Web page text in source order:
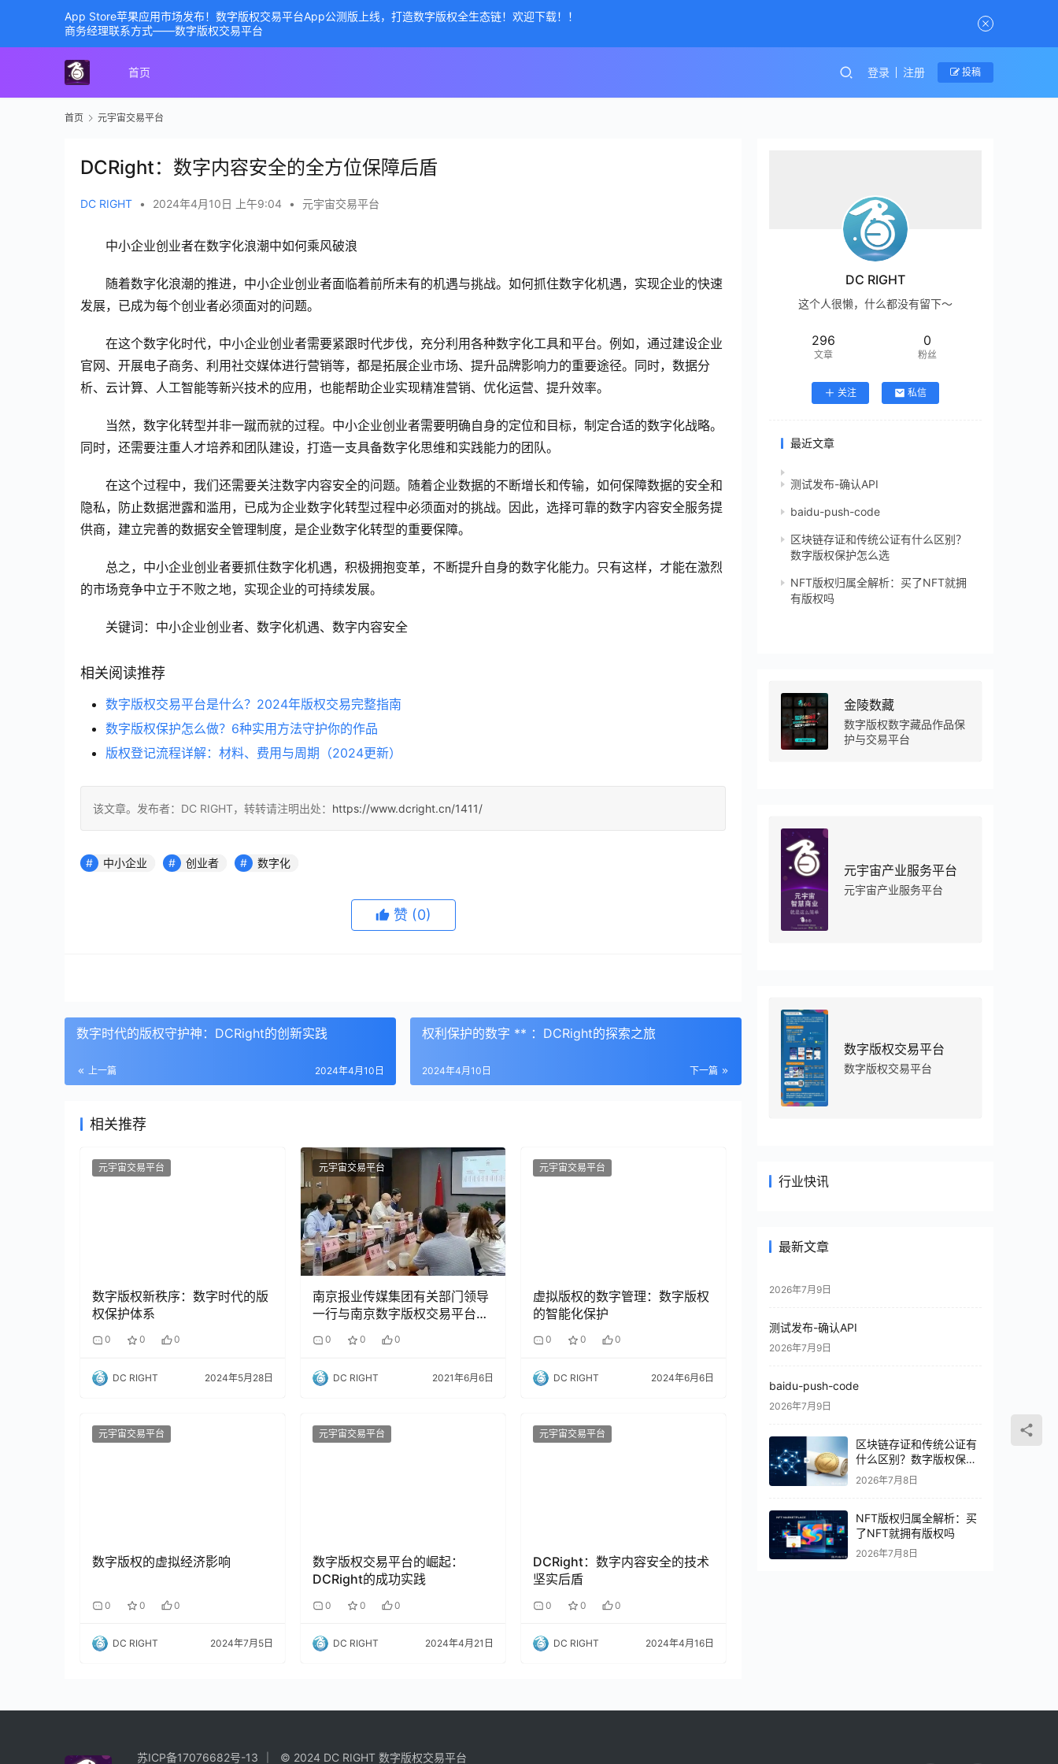
首页 登录 注册 投稿
首页 元宇宙交易平台
DCRight：数字内容安全的全方位保障后盾
DC RIGHT • 2024年4月10日 上午9:04 • 元宇宙交易平台
中小企业创业者在数字化浪潮中如何乘风破浪
随着数字化浪潮的推进，中小企业创业者面临着前所未有的机遇与挑战。如何抓住数字化机遇，实现企业的快速
发展，已成为每个创业者必须面对的问题。
在这个数字化时代，中小企业创业者需要紧跟时代步伐，充分利用各种数字化工具和平台。例如，通过建设企业
官网、开展电子商务、利用社交媒体进行营销等，都是拓展企业市场、提升品牌影响力的重要途径。同时，数据分
析、云计算、人工智能等新兴技术的应用，也能帮助企业实现精准营销、优化运营、提升效率。
当然，数字化转型并非一蹴而就的过程。中小企业创业者需要明确自身的定位和目标，制定合适的数字化战略。
同时，还需要注重人才培养和团队建设，打造一支具备数字化思维和实践能力的团队。
在这个过程中，我们还需要关注数字内容安全的问题。随着企业数据的不断增长和传输，如何保障数据的安全和
隐私，防止数据泄露和滥用，已成为企业数字化转型过程中必须面对的挑战。因此，选择可靠的数字内容安全服务提
供商，建立完善的数据安全管理制度，是企业数字化转型的重要保障。
总之，中小企业创业者要抓住数字化机遇，积极拥抱变革，不断提升自身的数字化能力。只有这样，才能在激烈
的市场竞争中立于不败之地，实现企业的可持续发展。
关键词：中小企业创业者、数字化机遇、数字内容安全
相关阅读推荐
数字版权交易平台是什么？2024年版权交易完整指南
数字版权保护怎么做？6种实用方法守护你的作品
版权登记流程详解：材料、费用与周期（2024更新）
该文章。发布者：DC RIGHT，转转请注明出处： https://www.dcright.cn/1411/
中小企业 创业者 数字化
赞 (0)
数字时代的版权守护神：DCRight的创新实践
上一篇 2024年4月10日
权利保护的数字 ** ：DCRight的探索之旅
下一篇
2024年4月10日
相关推荐
元宇宙交易平台
数字版权新秩序：数字时代的版
权保护体系
0 0 0
DC RIGHT 2024年5月28日
元宇宙交易平台
南京报业传媒集团有关部门领导
一行与南京数字版权交易平台研
向
0 0 0
DC RIGHT 2021年6月6日
元宇宙交易平台
虚拟版权的数字管理：数字版权
的智能化保护
0 0 0
DC RIGHT 2024年6月6日
元宇宙交易平台
数字版权的虚拟经济影响
0 0 0
DC RIGHT 2024年7月5日
元宇宙交易平台
数字版权交易平台的崛起：
DCRight的成功实践
0 0 0
DC RIGHT 2024年4月21日
元宇宙交易平台
DCRight：数字内容安全的技术
坚实后盾
0 0 0
DC RIGHT 2024年4月16日
DC RIGHT
这个人很懒，什么都没有留下～
296
文章
0
粉丝
关注 私信
最近文章
测试发布-确认API
baidu-push-code
区块链存证和传统公证有什么区别？
数字版权保护怎么选
NFT版权归属全解析：买了NFT就拥
有版权吗
金陵数藏
数字版权数字藏品作品保
护与交易平台
元宇宙产业服务平台
元宇宙产业服务平台
数字版权交易平台
数字版权交易平台
行业快讯
最新文章
2026年7月9日
测试发布-确认API
2026年7月9日
baidu-push-code
2026年7月9日
区块链存证和传统公证有
什么区别？数字版权保护
怎么选
2026年7月8日
NFT版权归属全解析：买
了NFT就拥有版权吗
2026年7月8日
苏ICP备17076682号-13 © 2024 DC RIGHT 数字版权交易平台
App Store苹果应用市场发布！数字版权交易平台App公测版上线，打造数字版权全生态链！欢迎下载！！
商务经理联系方式——数字版权交易平台